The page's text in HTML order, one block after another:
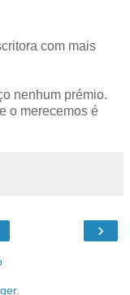
com mais
nenhum prémio.
o merecemos é
›
.